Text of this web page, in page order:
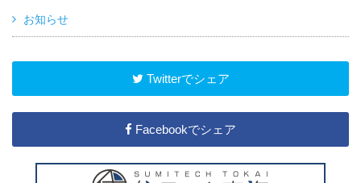
お知らせ
Twitterでシェア
Facebookでシェア